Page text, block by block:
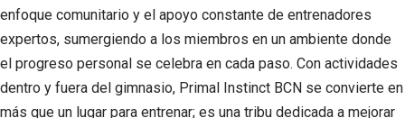
enfoque comunitario y el apoyo constante de entrenadores
expertos, sumergiendo a los miembros en un ambiente donde
el progreso personal se celebra en cada paso. Con actividades
dentro y fuera del gimnasio, Primal Instinct BCN se convierte en
más que un lugar para entrenar; es una tribu dedicada a mejorar